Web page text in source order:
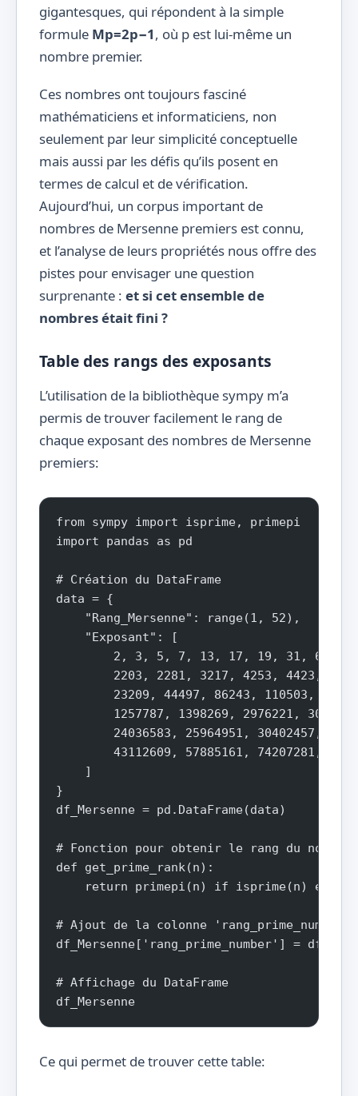
gigantesques, qui répondent à la simple
formule Mp=2p−1, où p est lui-même un
nombre premier.
Ces nombres ont toujours fasciné
mathématiciens et informaticiens, non
seulement par leur simplicité conceptuelle
mais aussi par les défis qu’ils posent en
termes de calcul et de vérification.
Aujourd’hui, un corpus important de
nombres de Mersenne premiers est connu,
et l’analyse de leurs propriétés nous offre des
pistes pour envisager une question
surprenante : et si cet ensemble de
nombres était fini ?
Table des rangs des exposants
L’utilisation de la bibliothèque sympy m’a
permis de trouver facilement le rang de
chaque exposant des nombres de Mersenne
premiers:
from sympy import isprime, primepi
import pandas as pd
# Création du DataFrame
data = {
    "Rang_Mersenne": range(1, 52),
    "Exposant": [
2, 3, 5, 7, 13, 17, 19, 31, 61,
2203, 2281, 3217, 4253, 4423,
23209, 44497, 86243, 110503,
1257787, 1398269, 2976221,
24036583, 25964951, 30402457,
43112609, 57885161, 74207281,
    ]
}
df_Mersenne = pd.DataFrame(data)
# Fonction pour obtenir le rang du nombre
def get_prime_rank(n):
return primepi(n) if isprime(n) else
# Ajout de la colonne
df_Mersenne['rang_prime_number'] =
# Affichage du DataFrame
df_Mersenne
Ce qui permet de trouver cette table: